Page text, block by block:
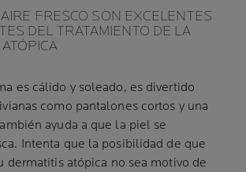
FRESCO SON EXCELENTES
DEL TRATAMIENTO DE LA
es cálido y soleado, es divertido
como pantalones cortos y una
ayuda a que la piel se
Intenta que la posibilidad de que
dermatitis atópica no sea motivo de